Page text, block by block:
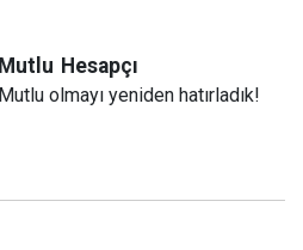
Mutlu Hesapçı
Mutlu olmayı yeniden hatırladık!